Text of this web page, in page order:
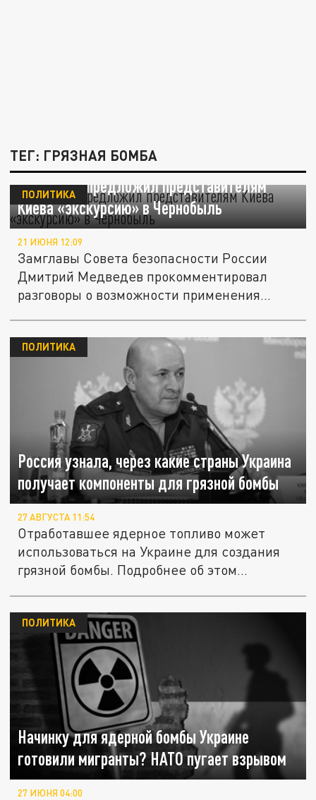
ТЕГ: ГРЯЗНАЯ БОМБА
Медведев предложил представителям
Киева «экскурсию» в Чернобыль
ПОЛИТИКА
21 ИЮНЯ 12:09
Замглавы Совета безопасности России
Дмитрий Медведев прокомментировал
разговоры о возможности применения...
Россия узнала, через какие страны Украина
получает компоненты для грязной бомбы
ПОЛИТИКА
27 АВГУСТА 11:54
Отработавшее ядерное топливо может
использоваться на Украине для создания
грязной бомбы. Подробнее об этом...
Начинку для ядерной бомбы Украине
готовили мигранты? НАТО пугает взрывом
ПОЛИТИКА
27 ИЮНЯ 04:00